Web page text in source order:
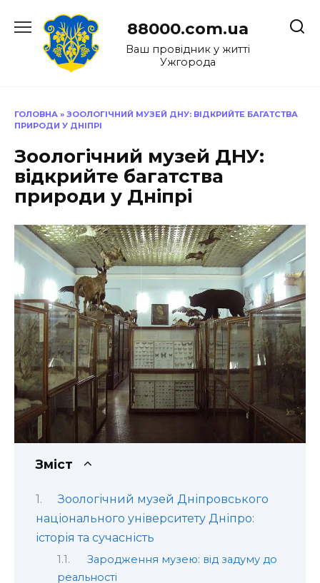
до
88000.com.ua
Ваш провідник у житті
Ужгорода
ГОЛОВНА » ЗООЛОГІЧНИЙ МУЗЕЙ ДНУ: ВІДКРИЙТЕ БАГАТСТВА
ПРИРОДИ У ДНІПРІ
Зоологічний музей ДНУ:
відкрийте багатства
природи у Дніпрі
Зміст
Зоологічний музей Дніпровського
національного університету Дніпро:
історія та сучасність
Зародження музею: від задуму до
реальності